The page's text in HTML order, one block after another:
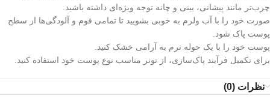
چرب‌تر مانند پیشانی، بینی و چانه توجه ویژه‌ای داشته باشید.
صورت خود را با آب ولرم به خوبی بشویید تا تمامی فوم و آلودگی‌ها از سطح
پوست پاک شود.
پوست خود را با یک حوله نرم به آرامی خشک کنید.
برای تکمیل فرآیند پاک‌سازی، از تونر مناسب نوع پوست خود استفاده کنید.
نظرات (0)